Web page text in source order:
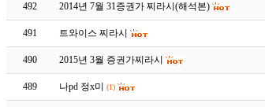
492 2014년 7월 31증권가 찌라시(해석본)
491 트와이스 찌라시
490 2015년 3월 증권가찌라시
489 나pd 정x미 (1)